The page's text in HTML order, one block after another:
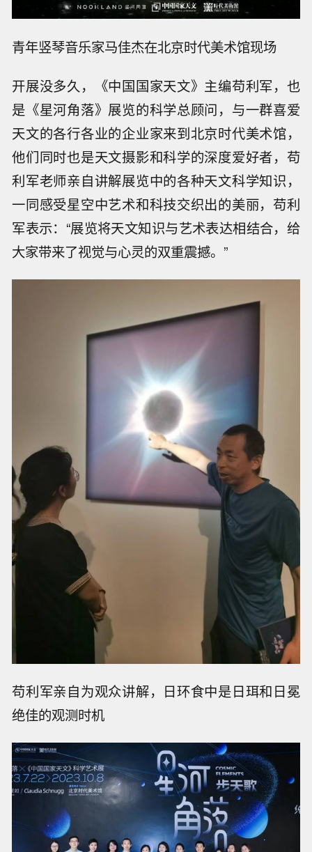
青年竖琴音乐家马佳杰在北京时代美术馆现场
开展没多久，《中国国家天文》主编苟利军，也
是《星河角落》展览的科学总顾问，与一群喜爱
天文的各行各业的企业家来到北京时代美术馆，
他们同时也是天文摄影和科学的深度爱好者，苟
利军老师亲自讲解展览中的各种天文科学知识，
一同感受星空中艺术和科技交织出的美丽，苟利
军表示：“展览将天文知识与艺术表达相结合，给
大家带来了视觉与心灵的双重震撼。”
苟利军亲自为观众讲解，日环食中是日珥和日冕
绝佳的观测时机